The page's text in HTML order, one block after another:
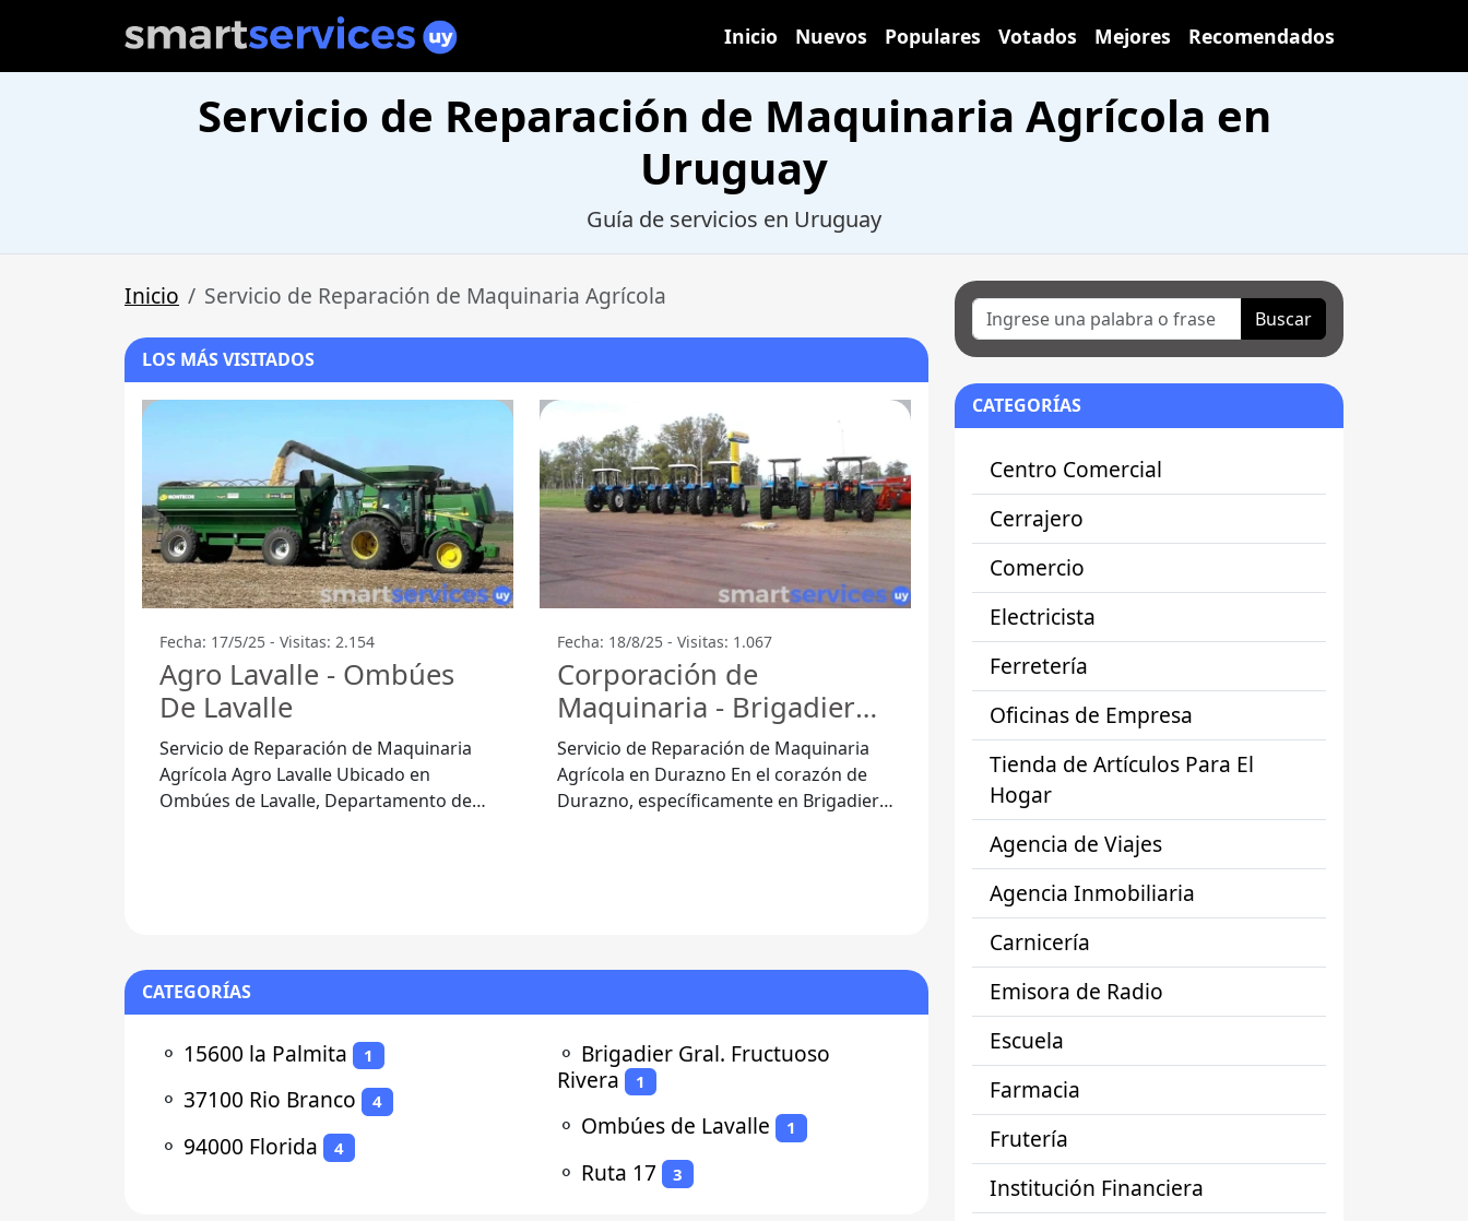
Inicio Nuevos Populares Votados Mejores Recomendados
Servicio de Reparación de Maquinaria Agrícola en
Uruguay
Guía de servicios en Uruguay
Inicio Servicio de Reparación de Maquinaria Agrícola
LOS MÁS VISITADOS
Fecha: 17/5/25 - Visitas: 2.154
Agro Lavalle - Ombúes
De Lavalle
Servicio de Reparación de Maquinaria
Agrícola Agro Lavalle Ubicado en
Ombúes de Lavalle, Departamento de
Fecha: 18/8/25 - Visitas: 1.067
Corporación de
Maquinaria - Brigadier
Gral. Fructuoso Rivera
Servicio de Reparación de Maquinaria
Agrícola en Durazno En el corazón de
Durazno, específicamente en Brigadier
CATEGORÍAS
⚬ 15600 la Palmita 1
⚬ 37100 Rio Branco 4
⚬ 94000 Florida 4
⚬ Brigadier Gral. Fructuoso
Rivera
1
⚬ Ombúes de Lavalle 1
⚬ Ruta 17 3
Buscar
CATEGORÍAS
Centro Comercial
Cerrajero
Comercio
Electricista
Ferretería
Oficinas de Empresa
Tienda de Artículos Para El
Hogar
Agencia de Viajes
Agencia Inmobiliaria
Carnicería
Emisora de Radio
Escuela
Farmacia
Frutería
Institución Financiera